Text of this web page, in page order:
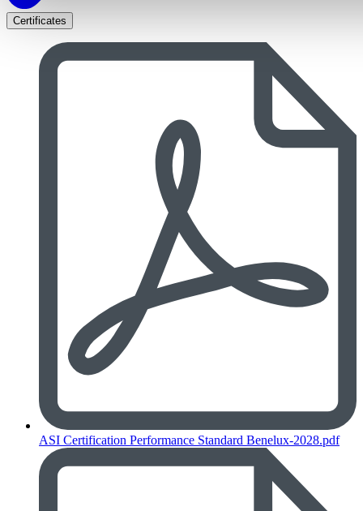
Certificates
ASI Certification Performance Standard Benelux-2028.pdf